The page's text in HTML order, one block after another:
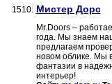
1510. Мистер Дорс
Mr.Doors –
года. Мы знаем
предлагаем
новом облике. Мы
фантазии в
интерьер!